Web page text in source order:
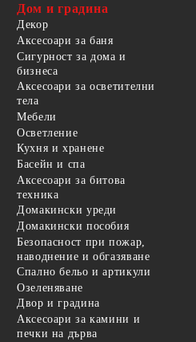
Дом и градина
Декор
Аксесоари за баня
Сигурност за дома и
бизнеса
Аксесоари за осветителни
тела
Мебели
Осветление
Кухня и хранене
Басейн и спа
Аксесоари за битова
техника
Домакински уреди
Домакински пособия
Безопасност при пожар,
наводнение и обгазяване
Спално бельо и артикули
Озеленяване
Двор и градина
Аксесоари за камини и
печки на дърва